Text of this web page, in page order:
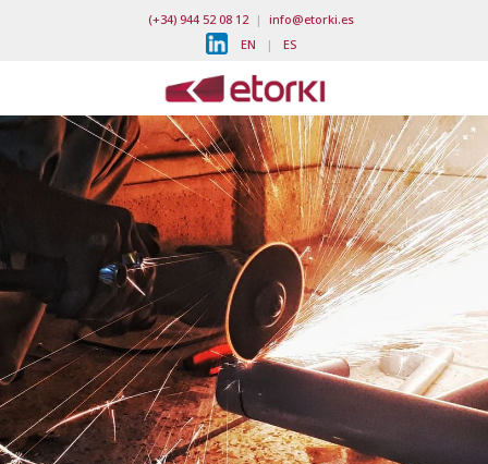
(+34) 944 52 08 12| info@etorki.es
EN | ES